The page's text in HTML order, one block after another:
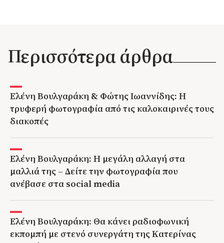
Περισσότερα άρθρα
Ελένη Βουλγαράκη & Φώτης Ιωαννίδης: Η
τρυφερή φωτογραφία από τις καλοκαιρινές τους
διακοπές
Ελένη Βουλγαράκη: Η μεγάλη αλλαγή στα
μαλλιά της – Δείτε την φωτογραφία που
ανέβασε στα social media
Ελένη Βουλγαράκη: Θα κάνει ραδιοφωνική
εκπομπή με στενό συνεργάτη της Κατερίνας